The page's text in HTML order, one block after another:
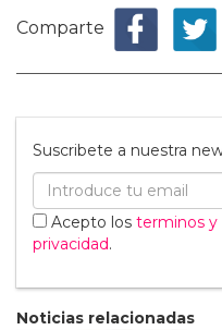
Comparte
Suscribete a nuestra
Acepto los terminos y
privacidad.
Noticias relacionadas